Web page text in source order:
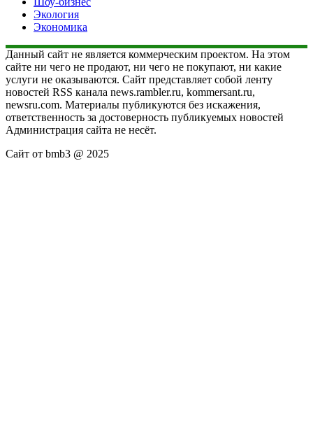
Экология
Экономика
Данный сайт не является коммерческим проектом. На этом
сайте ни чего не продают, ни чего не покупают, ни какие
услуги не оказываются. Сайт представляет собой ленту
новостей RSS канала news.rambler.ru, kommersant.ru,
newsru.com. Материалы публикуются без искажения,
ответственность за достоверность публикуемых новостей
Администрация сайта не несёт.
Сайт от bmb3 @ 2025